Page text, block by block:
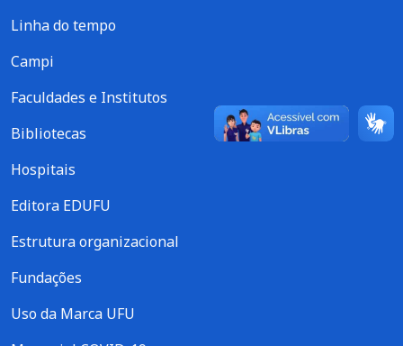
Linha do tempo
Campi
Faculdades e Institutos
Bibliotecas
Hospitais
Editora EDUFU
Estrutura organizacional
Fundações
Uso da Marca UFU